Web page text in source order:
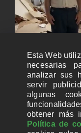
Esta Web
necesarias
analizar sus
servir
algunas
obtener más
Política de